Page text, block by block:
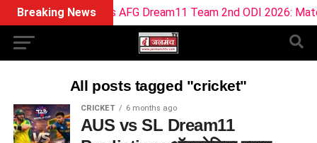
Breaking NewsIRE vs AFG Dream11 Team 2nd ODI 2026:
All posts tagged "cricket"
CRICKET 6 months ago
AUS vs SL Dream11